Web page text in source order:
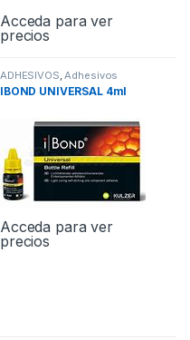
Acceda para ver
precios
ADHESIVOS Adhesivos
Universales
IBOND UNIVERSAL 4ml
Acceda para ver
precios